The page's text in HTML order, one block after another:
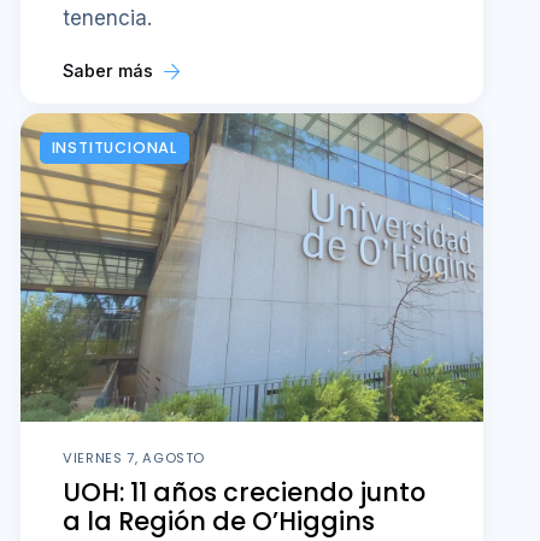
tenencia.
Saber más
INSTITUCIONAL
VIERNES 7, AGOSTO
UOH: 11 años creciendo junto
a la Región de O’Higgins